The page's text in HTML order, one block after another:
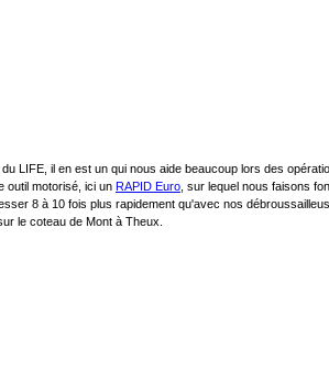
LIFE, il en est un qui nous aide beaucoup lors des
outil motorisé, ici un RAPID Euro , sur lequel nous faisons
8 à 10 fois plus rapidement qu'avec nos
le coteau de Mont à Theux.